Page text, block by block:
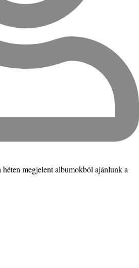
megjelent albumokból ajánlunk a